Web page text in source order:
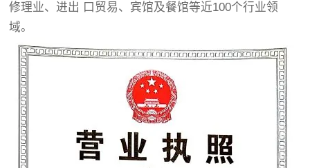
修理业、进出 口贸易、宾馆及餐馆等近100个行业领
域。